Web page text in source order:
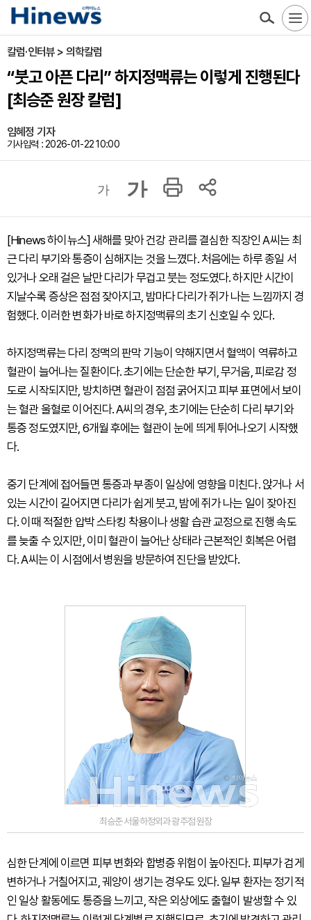
칼럼·인터뷰 > 의학칼럼
“붓고 아픈 다리” 하지정맥류는 이렇게 진행된다
[최승준 원장 칼럼]
임혜정 기자
기사입력 : 2026-01-22 10:00
가 가
[Hinews 하이뉴스] 새해를 맞아 건강 관리를 결심한 직장인 A씨는 최
근 다리 부기와 통증이 심해지는 것을 느꼈다. 처음에는 하루 종일 서
있거나 오래 걸은 날만 다리가 무겁고 붓는 정도였다. 하지만 시간이
지날수록 증상은 점점 잦아지고, 밤마다 다리가 쥐가 나는 느낌까지 경
험했다. 이러한 변화가 바로 하지정맥류의 초기 신호일 수 있다.
하지정맥류는 다리 정맥의 판막 기능이 약해지면서 혈액이 역류하고
혈관이 늘어나는 질환이다. 초기에는 단순한 부기, 무거움, 피로감 정
도로 시작되지만, 방치하면 혈관이 점점 굵어지고 피부 표면에서 보이
는 혈관 울혈로 이어진다. A씨의 경우, 초기에는 단순히 다리 부기와
통증 정도였지만, 6개월 후에는 혈관이 눈에 띄게 튀어나오기 시작했
다.
중기 단계에 접어들면 통증과 부종이 일상에 영향을 미친다. 앉거나 서
있는 시간이 길어지면 다리가 쉽게 붓고, 밤에 쥐가 나는 일이 잦아진
다. 이때 적절한 압박 스타킹 착용이나 생활 습관 교정으로 진행 속도
를 늦출 수 있지만, 이미 혈관이 늘어난 상태라 근본적인 회복은 어렵
다. A씨는 이 시점에서 병원을 방문하여 진단을 받았다.
최승준 서울하정외과 광주점 원장
심한 단계에 이르면 피부 변화와 합병증 위험이 높아진다. 피부가 검게
변하거나 거칠어지고, 궤양이 생기는 경우도 있다. 일부 환자는 정기적
인 일상 활동에도 통증을 느끼고, 작은 외상에도 출혈이 발생할 수 있